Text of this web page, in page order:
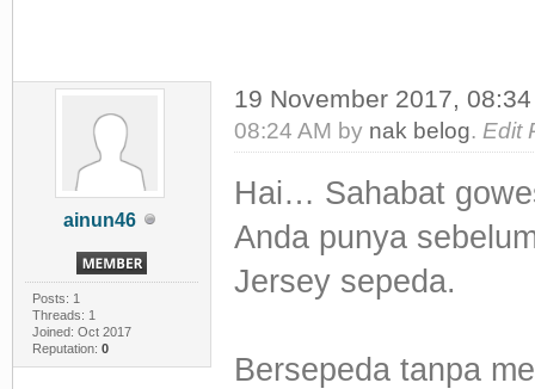
ainun46
Posts: 1
Threads: 1
Joined: Oct 2017
Reputation: 0
19 November 2017,
08:24 AM by nak belog. Edit
Hai… Sahabat
Anda punya
Jersey sepeda.
Bersepeda tanpa